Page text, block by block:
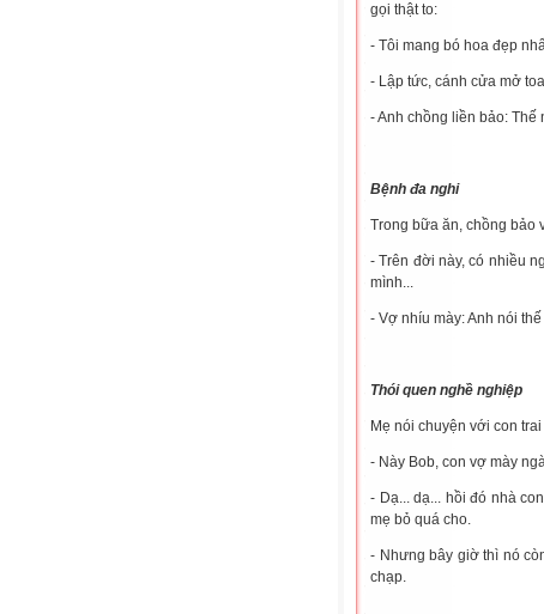
gọi thật to:
- Tôi mang bó hoa đẹp
- Lập tức, cánh cửa mở
- Anh chồng liền bảo:
Bệnh đa nghi
Trong bữa ăn, chồng bảo
- Trên đời này, có nhiều
mình...
- Vợ nhíu mày: Anh nói
Thói quen nghề nghiệp
Mẹ nói chuyện với con
- Này Bob, con vợ mày
- Dạ... dạ... hồi đó nhà
mẹ bỏ quá cho.
- Nhưng bây giờ thì nó
chạp.